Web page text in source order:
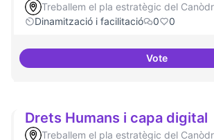
Treballem el pla estratègic del
Dinamització i facilitació
0 0
VoteMoviment
Drets Humans i capa digital
Treballem el pla estratègic del